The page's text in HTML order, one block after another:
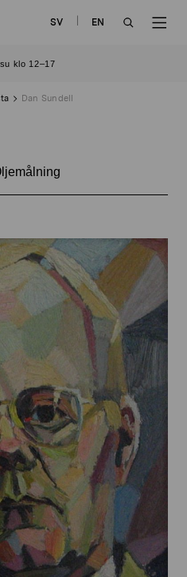
SV
EN
klo 12–17
Dan Sundell